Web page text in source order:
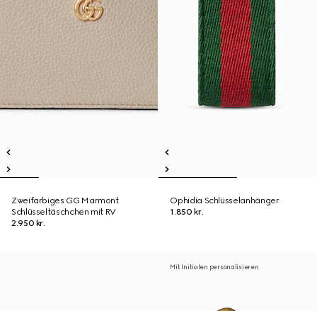
Zweifarbiges GG Marmont
Schlüsseltäschchen mit RV
2.950 kr.
Ophidia Schlüsselanhänger
1.850 kr.
Mit Initialen personalisieren